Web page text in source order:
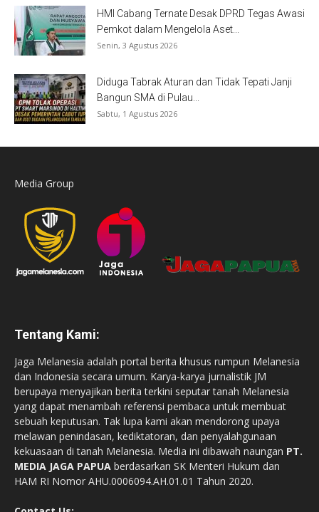
HMI Cabang Ternate Desak DPRD Tegas Awasi
Pemkot dalam Mengelola Aset...
Senin, 3 Agustus 2026
Diduga Tabrak Aturan dan Tidak Tepati Janji
Bangun SMA di Pulau...
Sabtu, 1 Agustus 2026
Media Group
Tentang Kami:
Jaga Melanesia adalah portal berita khusus rumpun Melanesia
dan Indonesia secara umum. Karya-karya jurnalistik JM
berupaya menyajikan berita terkini seputar tanah Melanesia
yang dapat menambah referensi pembaca untuk membuat
sebuah keputusan. Tak lupa kami akan mendorong upaya
melawan penindasan, kediktatoran, dan penyalahgunaan
kekuasaan di tanah Melanesia. Media ini dibawah naungan PT.
MEDIA JAGA PAPUA berdasarkan SK Menteri Hukum dan
HAM RI Nomor AHU.0006094.AH.01.01 Tahun 2020.